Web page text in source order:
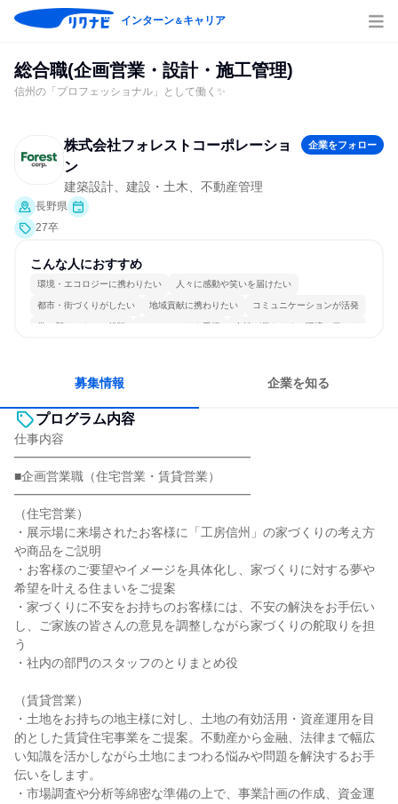
インターン＆キャリア
総合職(企画営業・設計・施工管理)
信州の「プロフェッショナル」として働く✨
株式会社フォレストコーポレーショ
ン
企業をフォロー
建築設計、建設・土木、不動産管理
長野県
27卒
こんな人におすすめ
環境・エコロジーに携わりたい 人々に感動や笑いを届けたい
都市・街づくりがしたい 地域貢献に携わりたい コミュニケーションが活発
常に新しいものに挑戦 チームワークを重視 女性が働きやすい環境で働ける
募集情報 企業を知る
プログラム内容
仕事内容
━━━━━━━━━━━━━━━━━━━
■企画営業職（住宅営業・賃貸営業）
━━━━━━━━━━━━━━━━━━━
（住宅営業）
・展示場に来場されたお客様に「工房信州」の家づくりの考え方
や商品をご説明
・お客様のご要望やイメージを具体化し、家づくりに対する夢や
希望を叶える住まいをご提案
・家づくりに不安をお持ちのお客様には、不安の解決をお手伝い
し、ご家族の皆さんの意見を調整しながら家づくりの舵取りを担
う
・社内の部門のスタッフのとりまとめ役
（賃貸営業）
・土地をお持ちの地主様に対し、土地の有効活用・資産運用を目
的とした賃貸住宅事業をご提案。不動産から金融、法律まで幅広
い知識を活かしながら土地にまつわる悩みや問題を解決するお手
伝いをします。
・市場調査や分析等綿密な準備の上で、事業計画の作成、資金運